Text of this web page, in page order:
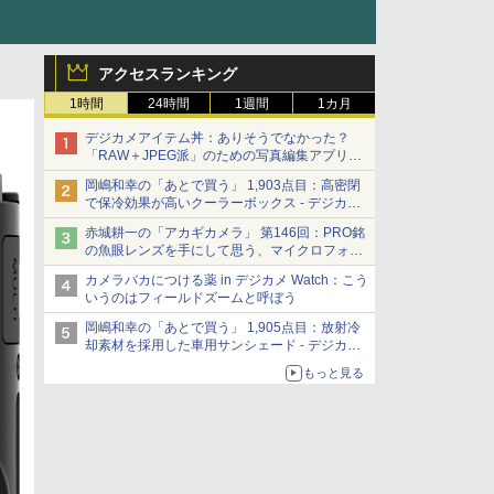
アクセスランキング
1時間 24時間 1週間 1カ月
デジカメアイテム丼：ありそうでなかった？
「RAW＋JPEG派」のための写真編集アプリ
カメラデフォルトのJPEGを大切にする
「Filmator」
岡嶋和幸の「あとで買う」 1,903点目：高密閉
で保冷効果が高いクーラーボックス - デジカメ
Watch
赤城耕一の「アカギカメラ」 第146回：PRO銘
の魚眼レンズを手にして思う、マイクロフォー
サーズへの期待と可能性
カメラバカにつける薬 in デジカメ Watch：こう
いうのはフィールドズームと呼ぼう
岡嶋和幸の「あとで買う」 1,905点目：放射冷
却素材を採用した車用サンシェード - デジカメ
もっと見る